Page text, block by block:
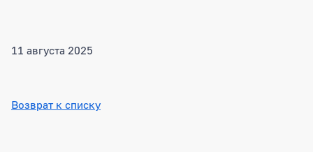
11 августа 2025
Возврат к списку